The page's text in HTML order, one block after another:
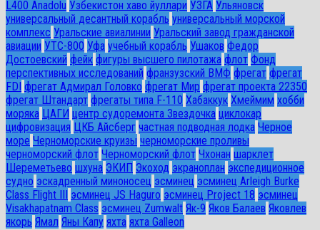
L400 Anadolu Узбекистон хаво йуллари УЗГА Ульяновск
универсальный десантный корабль универсальный морской
комплекс Уральские авиалинии Уральский завод гражданской
авиации УТС-800 Уфа учебный корабль Ушаков Федор
Достоевский фейк фигуры высшего пилотажа флот Фонд
перспективных исследований франзузский ВМФ фрегат фрегат
FDI фрегат Адмирал Головко фрегат Мир фрегат проекта 22350
фрегат Штандарт фрегаты типа F-110 Хабаккук Хмеймим хобби
моряка ЦАГИ центр судоремонта Звездочка циклокар
цифровизация ЦКБ Айсберг частная подводная лодка Черное
море Черноморские круизы черноморские проливы
черноморский флот Черноморский флот Чхонан шарклет
Шереметьево шхуна ЭКИП Экоход экраноплан экспедиционное
судно эскадренный миноносец эсминец эсминец Arleigh Burke
Class Flight III
эсминец JS Haguro эсминец Project 18 эсминец
Visakhapatnam Class эсминец Zumwalt Як-9 Яков Балаев Яковлев
якорь Ямал Яны Капу яхта яхта Galleon